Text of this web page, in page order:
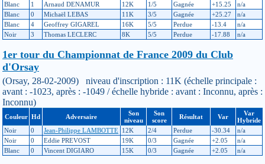
Blanc
1 Arnaud DENAMUR 12K 1/5 Gagnée +15.25
n/a
Blanc
0 Michaël LEBAS 11K 3/5 Gagnée +25.27
n/a
Blanc
4 Geoffrey GIGAREL 16K 5/5 Perdue -13.4
n/a
Noir
3 Thomas LECLERC 8K 5/5 Perdue -17.88 n/a
1er tour du Championnat de France 2009 du Club
d'Orsay
(Orsay, 28-02-2009) niveau d'inscription : 11K (échelle principale :
avant : -1023, après : -1049 / échelle hybride : avant : Inconnu, après :
Inconnu)
Couleur Hd Adversaire
Son
niveau
Son
score
Résultat Var
Var
Hybride
Noir
0 Jean-Philippe LAMBOTTE 12K 2/4 Perdue -30.34
n/a
Noir
0 Eddie PREVOST 19K 0/3 Gagnée +2.05
n/a
Blanc
0 Vincent DIGIARO 15K 0/3 Gagnée +2.05 n/a